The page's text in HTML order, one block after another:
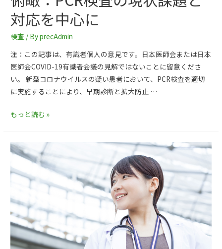
対応を中心に
検査 / ByprecAdmin
注：この記事は、有識者個人の意見です。日本医師会または日本
医師会COVID-19有識者会議の見解ではないことに留意くださ
い。 新型コロナウイルスの疑い患者において、PCR検査を適切
に実施することにより、早期診断と拡大防止 …
もっと読む »